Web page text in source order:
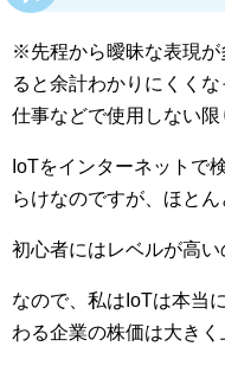
※先程から曖昧な表現が
ると余計わかりにくく
仕事などで使用しない限
IoTをインターネットで
らけなのですが、ほと
初心者にはレベルが高い
なので、私はIoTは本当
わる企業の株価は大きく